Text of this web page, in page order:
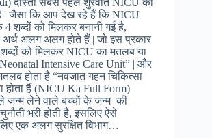
दोस्तों सबसे पहले शुरवात NICU की
| जैसा कि आप देख रहे हैं कि NICU
4 शब्दों को मिलकर बनानी गई है,
अर्थ अलग अलग होते हैं | जो इस प्रकार
को मिलकर NICU का मतलब या
Intensive Care Unit” | और
होता है “नवजात गहन चिकित्सा
होता हैं (NICU Ka Full Form)
जन्म लेने वाले बच्चों के जन्म की
भरी होती है, इसलिए ऐसे
एक अलग सुरक्षित विभाग…